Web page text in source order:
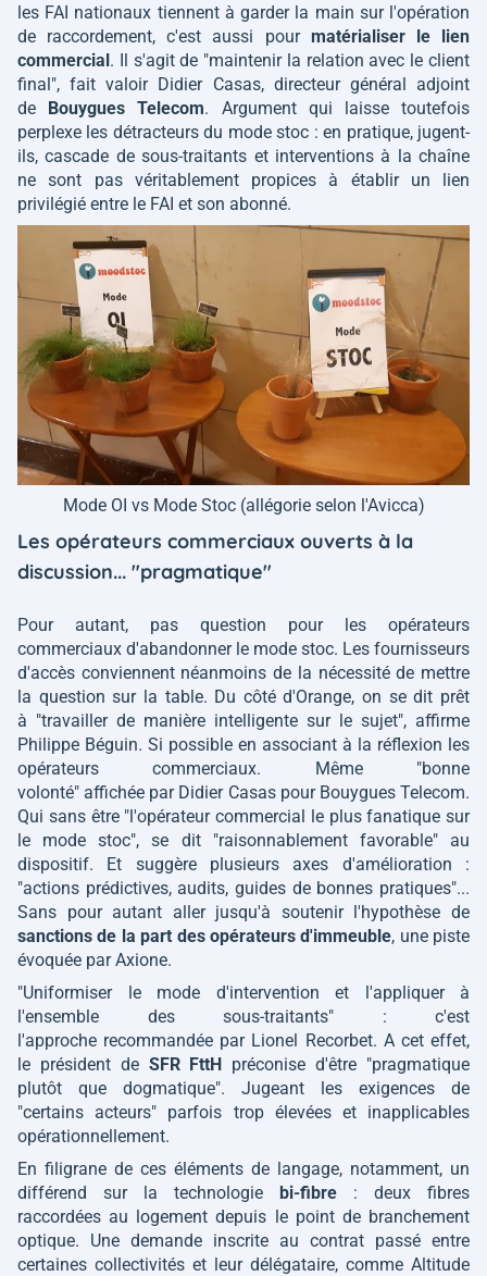
les FAI nationaux tiennent à garder la main sur l'opération
de raccordement, c'est aussi pour matérialiser le lien
commercial. Il s'agit de "maintenir la relation avec le client
final", fait valoir Didier Casas, directeur général adjoint
de Bouygues Telecom. Argument qui laisse toutefois
perplexe les détracteurs du mode stoc : en pratique, jugent-
ils, cascade de sous-traitants et interventions à la chaîne
ne sont pas véritablement propices à établir un lien
privilégié entre le FAI et son abonné.
Mode OI vs Mode Stoc (allégorie selon l'Avicca)
Les opérateurs commerciaux ouverts à la
discussion... "pragmatique"
Pour autant, pas question pour les opérateurs
commerciaux d'abandonner le mode stoc. Les fournisseurs
d'accès conviennent néanmoins de la nécessité de mettre
la question sur la table. Du côté d'Orange, on se dit prêt
à "travailler de manière intelligente sur le sujet", affirme
Philippe Béguin. Si possible en associant à la réflexion les
opérateurs commerciaux. Même "bonne
volonté" affichée par Didier Casas pour Bouygues Telecom.
Qui sans être "l'opérateur commercial le plus fanatique sur
le mode stoc", se dit "raisonnablement favorable"au
dispositif. Et suggère plusieurs axes d'amélioration :
"actions prédictives, audits, guides de bonnes pratiques"...
Sans pour autant aller jusqu'à soutenir l'hypothèse de
sanctions de la part des opérateurs d'immeuble, une piste
évoquée par Axione.
"Uniformiser le mode d'intervention et l'appliquer à
l'ensemble des sous-traitants" : c'est
l'approche recommandée par Lionel Recorbet. A cet effet,
le président de SFR FttH préconise d'être "pragmatique
plutôt que dogmatique". Jugeant les exigences de
"certains acteurs" parfois trop élevées et inapplicables
opérationnellement.
En filigrane de ces éléments de langage, notamment, un
différend sur la technologie bi-fibre : deux fibres
raccordées au logement depuis le point de branchement
optique. Une demande inscrite au contrat passé entre
certaines collectivités et leur délégataire, comme Altitude